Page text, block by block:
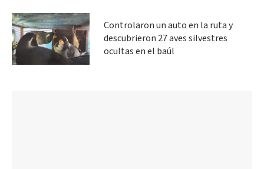
Controlaron un auto en la ruta y
descubrieron 27 aves silvestres
ocultas en el baúl